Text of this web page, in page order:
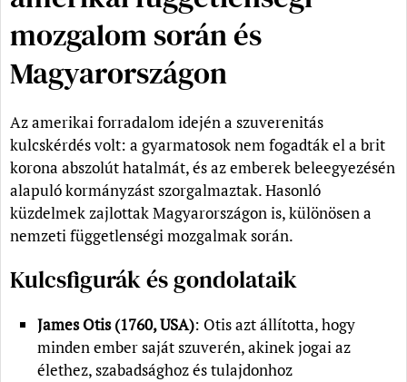
mozgalom során és
Magyarországon
Az amerikai forradalom idején a szuverenitás
kulcskérdés volt: a gyarmatosok nem fogadták el a brit
korona abszolút hatalmát, és az emberek beleegyezésén
alapuló kormányzást szorgalmaztak. Hasonló
küzdelmek zajlottak Magyarországon is, különösen a
nemzeti függetlenségi mozgalmak során.
Kulcsfigurák és gondolataik
James Otis (1760, USA): Otis azt állította, hogy
minden ember saját szuverén, akinek jogai az
élethez, szabadsághoz és tulajdonhoz